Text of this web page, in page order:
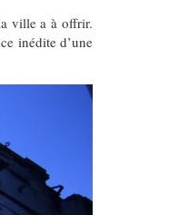
ville a à offrir.
inédite d’une